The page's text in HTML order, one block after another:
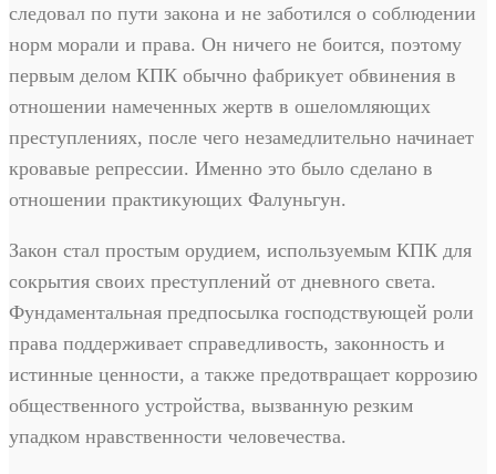
следовал по пути закона и не заботился о соблюдении
норм морали и права. Он ничего не боится, поэтому
первым делом КПК обычно фабрикует обвинения в
отношении намеченных жертв в ошеломляющих
преступлениях, после чего незамедлительно начинает
кровавые репрессии. Именно это было сделано в
отношении практикующих Фалуньгун.
Закон стал простым орудием, используемым КПК для
сокрытия своих преступлений от дневного света.
Фундаментальная предпосылка господствующей роли
права поддерживает справедливость, законность и
истинные ценности, а также предотвращает коррозию
общественного устройства, вызванную резким
упадком нравственности человечества.